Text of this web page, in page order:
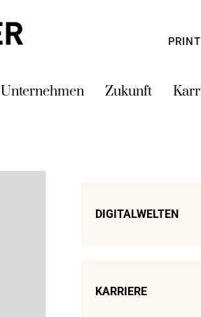
PRINT
Unternehmen Zukunft
DIGITALWELTEN
KARRIERE